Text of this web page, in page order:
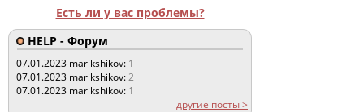
Есть ли у вас проблемы?
HELP - Форум
07.01.2023 marikshikov: 1
07.01.2023 marikshikov:2
07.01.2023 marikshikov: 1
другие посты >